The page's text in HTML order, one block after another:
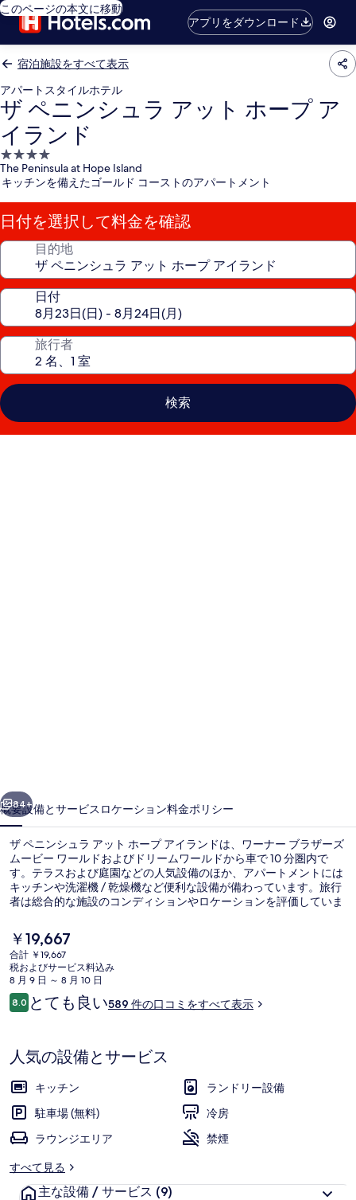
このページの本文に移動
アプリをダウンロード
宿泊施設をすべて表示
アパートスタイルホテル
ザ ペニンシュラ アット ホープ ア
イランド
4.0
つ
星
宿
泊
施
The Peninsula at Hope Island
キッチンを備えたゴールド コーストのアパートメント
日付を選択して料金を確認
目的地
日付
旅行者
検索
ア
ッ
ト
ホ
ー
プ
ア
イ
ラ
ド
の
写
真
ギ
次へ
84+
概要設備とサービス ロケーション料金ポリシー
ザ ペニンシュラ アット ホープ アイランドは、ワーナー ブラザーズ
ムービー ワールドおよびドリームワールドから車で 10 分圏内で
す。テラスおよび庭園などの人気設備のほか、アパートメントには
キッチンや洗濯機 / 乾燥機など便利な設備が備わっています。旅行
者は総合的な施設のコンディションやロケーションを評価していま
現
在
の
料
金
は
す
￥19,667
合計 ￥19,667
税およびサービス料込み
8 月 9 日 ～ 8 月 10 日
口
コ
8.010段階中8.0
とても良い589 件の口コミをすべて表示
人気の設備とサービス
キッチン
ランドリー設備
駐車場 (無料)
冷房
ラウンジエリア
禁煙
すべて見る
主な設備 / サービス (9)